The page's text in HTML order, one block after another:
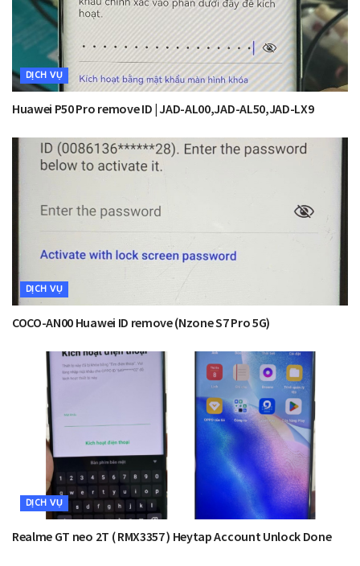
DỊCH VỤ
Huawei P50 Pro remove ID | JAD-AL00,JAD-AL50,JAD-LX9
DỊCH VỤ
COCO-AN00 Huawei ID remove (Nzone S7 Pro 5G)
DỊCH VỤ
Realme GT neo 2T ( RMX3357 ) Heytap Account Unlock Done